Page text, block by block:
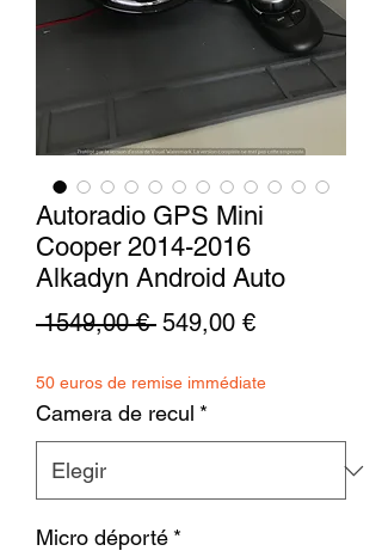
Autoradio GPS Mini
Cooper 2014-2016
Alkadyn Android Auto
1549,00 € Precio
549,00 €Precio
50 euros de remise immédiate
Camera de recul *
Micro déporté *